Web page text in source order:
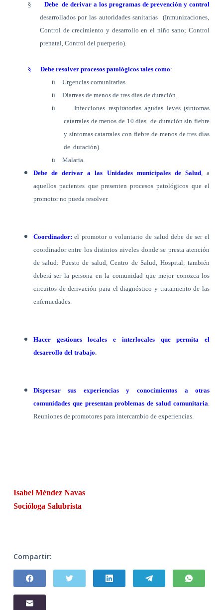
§ Debe de derivar a los programas de prevención y control
desarrollados por las autoridades sanitarias
(Inmunizaciones,
Control de crecimiento y desarrollo en el niño sano; Control
prenatal, Control del puerperio).
§ Debe resolver procesos patológicos tales como:
ü
Urgencias comunitarias.
ü
Diarreas de menos de tres días de duración.
ü
Infecciones respiratorias agudas leves (síntomas
catarrales de menos de 10 días de duración sin fiebre
y síntomas catarrales con fiebre de menos de tres días
de duración).
ü
Malaria.
Debe de derivar a las Unidades municipales de Salud,a
aquellos pacientes que presenten procesos patológicos que el
promotor no pueda resolver.
Coordinador: el promotor o voluntario de salud debe de ser el
coordinador entre los distintos niveles donde se presta atención
de salud: Puesto de salud, Centro de Salud, Hospital; también
deberá ser la persona en la comunidad que mejor conozca los
circuitos de derivación para el diagnóstico y tratamiento de las
enfermedades.
Hacer gestiones locales e interlocales que permita el
desarrollo del trabajo.
Dispersar sus experiencias y conocimientos a otras
comunidades que presentan problemas de salud comunitaria.
Reuniones de promotores para intercambio de experiencias.
Isabel Méndez Navas
Socióloga Salubrista
Compartir: